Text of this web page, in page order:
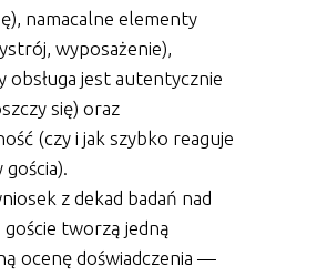
namacalne elementy
wyposażenie),
obsługa jest autentycznie
się) oraz
(czy i jak szybko reaguje
z dekad badań nad
goście tworzą jedną
ocenę doświadczenia —